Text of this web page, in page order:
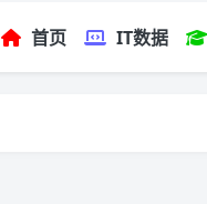
首页 IT数据